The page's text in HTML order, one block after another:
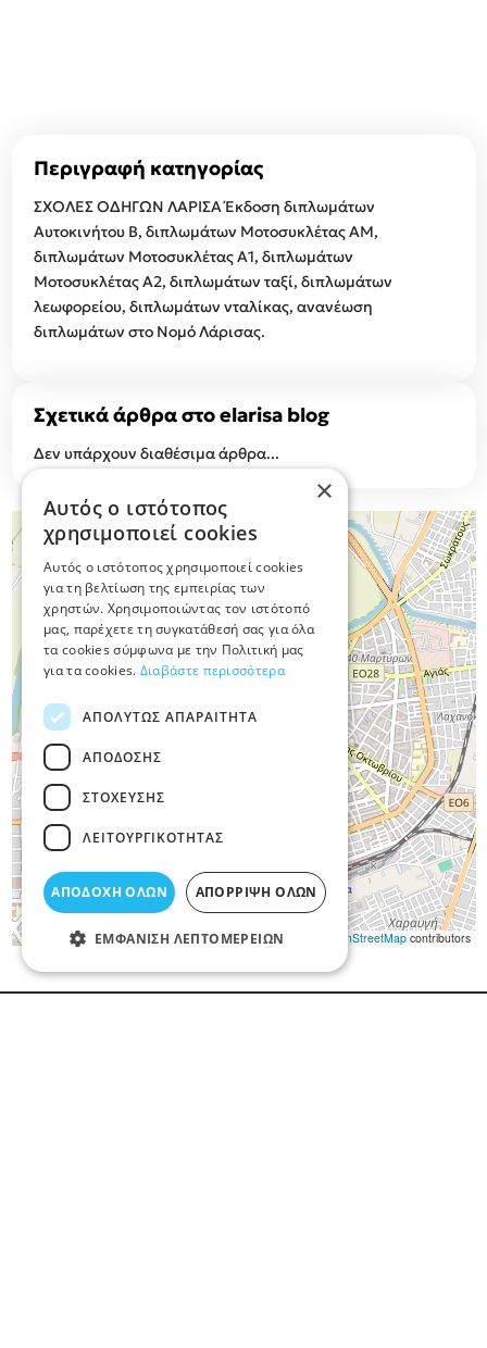
Περιγραφή κατηγορίας
ΣΧΟΛΕΣ ΟΔΗΓΩΝ ΛΑΡΙΣΑ Έκδοση διπλωμάτων
Αυτοκινήτου Β, διπλωμάτων Μοτοσυκλέτας ΑΜ,
διπλωμάτων Μοτοσυκλέτας Α1, διπλωμάτων
Μοτοσυκλέτας Α2, διπλωμάτων ταξί, διπλωμάτων
λεωφορείου, διπλωμάτων νταλίκας, ανανέωση
διπλωμάτων στο Νομό Λάρισας.
Σχετικά άρθρα στο elarisa blog
Δεν υπάρχουν διαθέσιμα άρθρα...
+
−
Leaflet OpenStreetMapcontributors
×
Αυτός ο ιστότοπος
χρησιμοποιεί cookies
Αυτός ο ιστότοπος χρησιμοποιεί cookies
για τη βελτίωση της εμπειρίας των
χρηστών. Χρησιμοποιώντας τον ιστότοπό
μας, παρέχετε τη συγκατάθεσή σας για όλα
τα cookies σύμφωνα με την Πολιτική μας
για τα cookies. Διαβάστε περισσότερα
ΑΠΟΛΎΤΩΣ ΑΠΑΡΑΊΤΗΤΑ
ΑΠΌΔΟΣΗΣ
ΣΤΌΧΕΥΣΗΣ
ΛΕΙΤΟΥΡΓΙΚΌΤΗΤΑΣ
ΑΠΟΔΟΧΉ ΌΛΩΝ ΑΠΌΡΡΙΨΗ ΌΛΩΝ
ΕΜΦΆΝΙΣΗ ΛΕΠΤΟΜΕΡΕΙΏΝ